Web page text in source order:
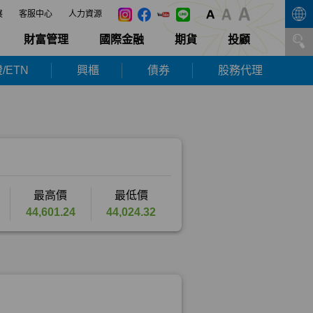
客服中心 人力資源
財富管理 國際金融 期貨 投顧
ETN 興櫃 債券 股務代理